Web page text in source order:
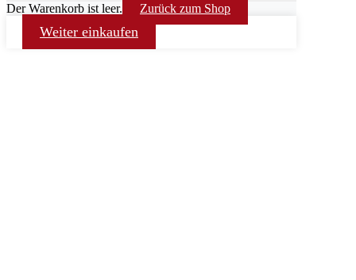
Der Warenkorb ist leer. Zurück zum Shop
Weiter einkaufen